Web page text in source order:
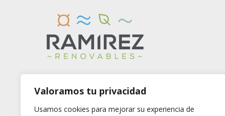
Valoramos tu privacidad
Usamos cookies para mejorar su experiencia de